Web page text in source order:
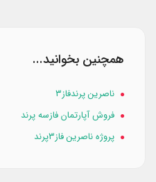
همچنین بخوانید...
ناصرین پرندفاز۳
فروش آپارتمان فازسه پرند
پروژه ناصرین فاز۳پرند